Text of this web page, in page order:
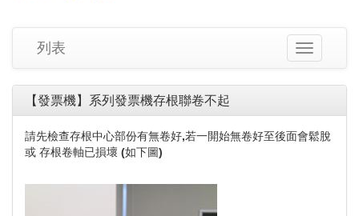
Toggle
navigation
列表
【發票機】系列發票機存根聯卷不起
請先檢查存根中心部份有無卷好,若一開始無卷好至後面會鬆脫
或 存根卷軸已損壞 (如下圖)